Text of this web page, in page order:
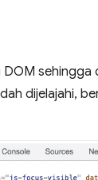
dijelajahi,